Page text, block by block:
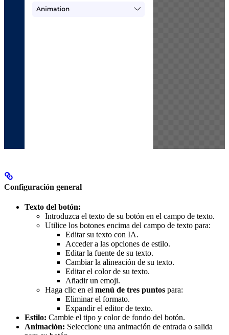
Configuración general
Texto del botón:
Introduzca el texto de su botón en el campo de texto.
Utilice los botones encima del campo de texto para:
Editar su texto con IA.
Acceder a las opciones de estilo.
Editar la fuente de su texto.
Cambiar la alineación de su texto.
Editar el color de su texto.
Añadir un emoji.
Haga clic en el menú de tres puntos para:
Eliminar el formato.
Expandir el editor de texto.
Estilo: Cambie el tipo y color de fondo del botón.
Animación: Seleccione una animación de entrada o salida